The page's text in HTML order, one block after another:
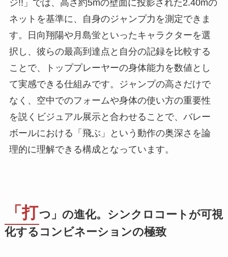
ジ!!」では、高さ約5mの壁面に投影された2.40mの
ネットを基準に、自身のジャンプ力を測定できま
す。日向翔陽や月島蛍といったキャラクターを選
択し、彼らの最高到達点と自分の記録を比較する
ことで、トッププレーヤーの身体能力を数値とし
て実感できる仕組みです。ジャンプの高さだけで
なく、空中でのフォームや身体の使い方の重要性
を説くビジュアル展示と合わせることで、バレー
ボールにおける「飛ぶ」という動作の奥深さを論
理的に理解できる構成となっています。
「打つ」の進化。シンクロコートが可視
化するコンビネーションの極致